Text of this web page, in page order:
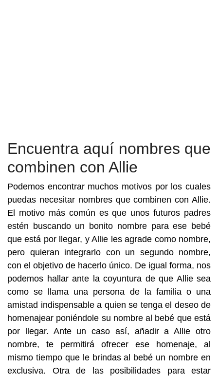
Encuentra aquí nombres que
combinen con Allie
Podemos encontrar muchos motivos por los cuales
puedas necesitar nombres que combinen con Allie.
El motivo más común es que unos futuros padres
estén buscando un bonito nombre para ese bebé
que está por llegar, y Allie les agrade como nombre,
pero quieran integrarlo con un segundo nombre,
con el objetivo de hacerlo único. De igual forma, nos
podemos hallar ante la coyuntura de que Allie sea
como se llama una persona de la familia o una
amistad indispensable a quien se tenga el deseo de
homenajear poniéndole su nombre al bebé que está
por llegar. Ante un caso así, añadir a Allie otro
nombre, te permitirá ofrecer ese homenaje, al
mismo tiempo que le brindas al bebé un nombre en
exclusiva. Otra de las posibilidades para estar